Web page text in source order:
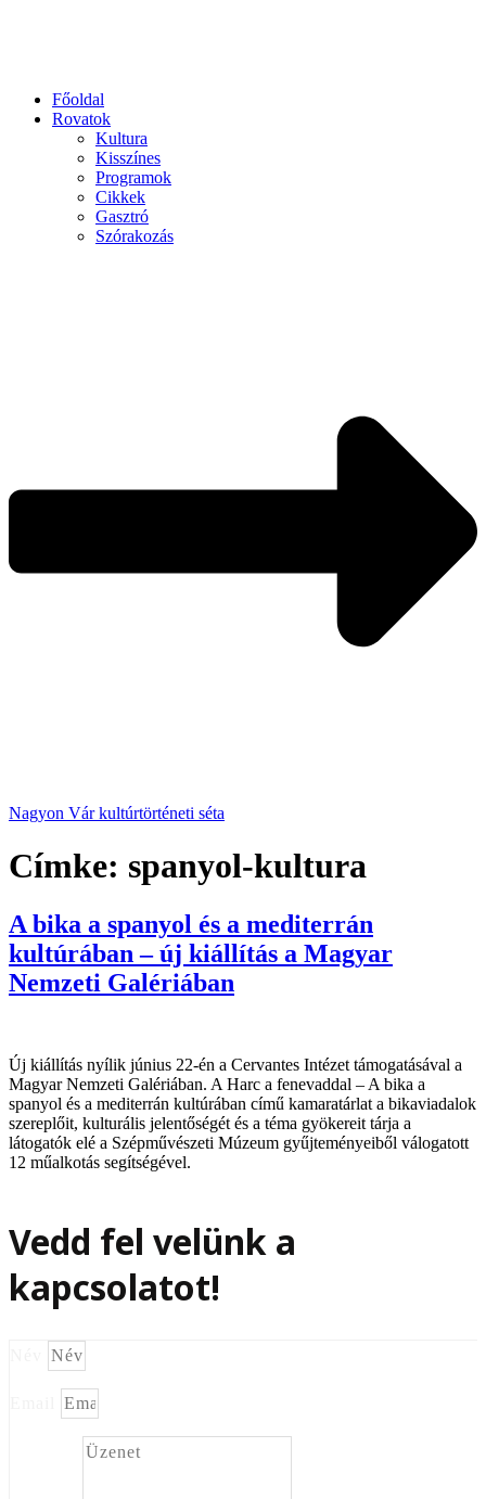
Főoldal
Rovatok
Kultura
Kisszínes
Programok
Cikkek
Gasztró
Szórakozás
Nagyon Vár kultúrtörténeti séta
Címke: spanyol-kultura
A bika a spanyol és a mediterrán
kultúrában – új kiállítás a Magyar
Nemzeti Galériában
Új kiállítás nyílik június 22-én a Cervantes Intézet támogatásával a
Magyar Nemzeti Galériában. A Harc a fenevaddal – A bika a
spanyol és a mediterrán kultúrában című kamaratárlat a bikaviadalok
szereplőit, kulturális jelentőségét és a téma gyökereit tárja a
látogatók elé a Szépművészeti Múzeum gyűjteményeiből válogatott
12 műalkotás segítségével.
Vedd fel velünk a
kapcsolatot!